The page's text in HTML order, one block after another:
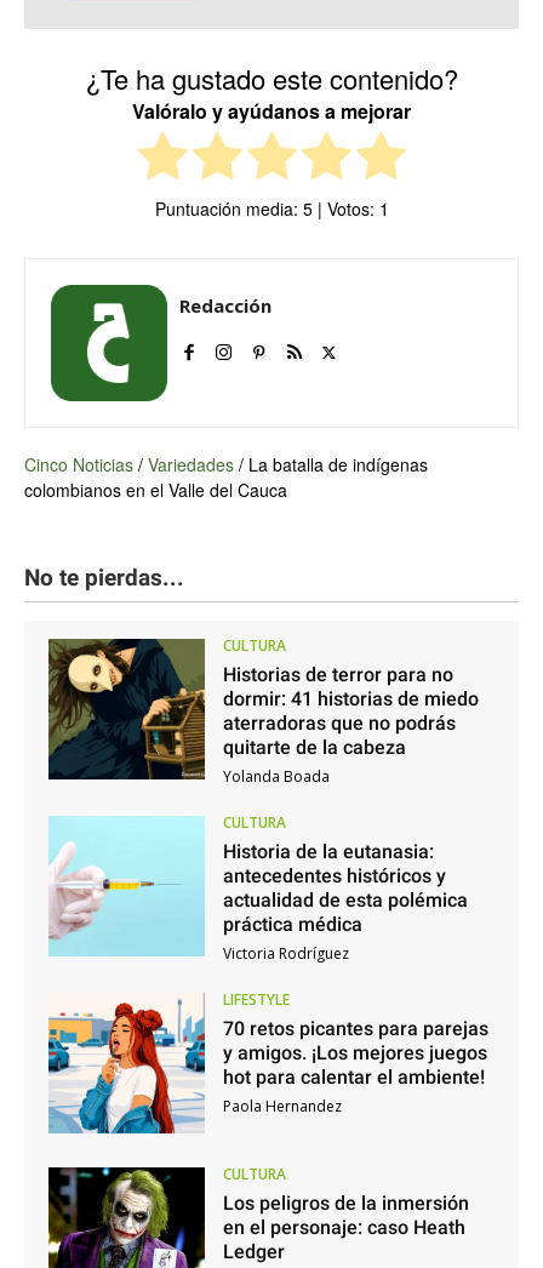
¿Te ha gustado este contenido?
Valóralo y ayúdanos a mejorar
Puntuación media: 5| Votos: 1
Redacción
Cinco Noticias / Variedades / La batalla de indígenas
colombianos en el Valle del Cauca
No te pierdas...
CULTURA
Historias de terror para no
dormir: 41 historias de miedo
aterradoras que no podrás
quitarte de la cabeza
Yolanda Boada
CULTURA
Historia de la eutanasia:
antecedentes históricos y
actualidad de esta polémica
práctica médica
Victoria Rodríguez
LIFESTYLE
70 retos picantes para parejas
y amigos. ¡Los mejores juegos
hot para calentar el ambiente!
Paola Hernandez
CULTURA
Los peligros de la inmersión
en el personaje: caso Heath
Ledger